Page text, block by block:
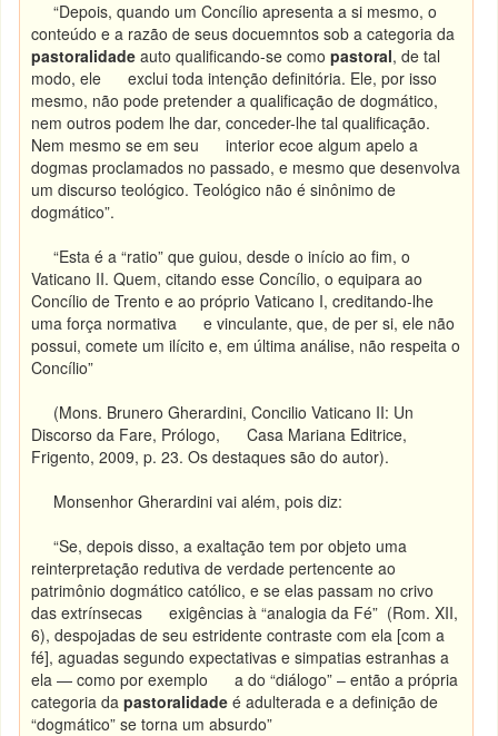
“Depois, quando um Concílio apresenta a si mesmo, o
conteúdo e a razão de seus docuemntos sob a categoria da
pastoralidade auto qualificando-se comopastoral, de tal
modo, ele exclui toda intenção definitória. Ele, por isso
mesmo, não pode pretender a qualificação de dogmático,
nem outros podem lhe dar, conceder-lhe tal qualificação.
Nem mesmo se em seu interior ecoe algum apelo a
dogmas proclamados no passado, e mesmo que desenvolva
um discurso teológico. Teológico não é sinônimo de
dogmático”.
“Esta é a “ratio” que guiou, desde o início ao fim, o
Vaticano II. Quem, citando esse Concílio, o equipara ao
Concílio de Trento e ao próprio Vaticano I, creditando-lhe
uma força normativa e vinculante, que, de per si, ele não
possui, comete um ilícito e, em última análise, não respeita o
Concílio”
(Mons. Brunero Gherardini, Concilio Vaticano II: Un
Discorso da Fare, Prólogo, Casa Mariana Editrice,
Frigento, 2009, p. 23. Os destaques são do autor).
Monsenhor Gherardini vai além, pois diz:
“Se, depois disso, a exaltação tem por objeto uma
reinterpretação redutiva de verdade pertencente ao
patrimônio dogmático católico, e se elas passam no crivo
das extrínsecas exigências à “analogia da Fé” (Rom. XII,
6), despojadas de seu estridente contraste com ela [com a
fé], aguadas segundo expectativas e simpatias estranhas a
ela — como por exemplo a do “diálogo” – então a própria
categoria dapastoralidade é adulterada e a definição de
“dogmático” se torna um absurdo”